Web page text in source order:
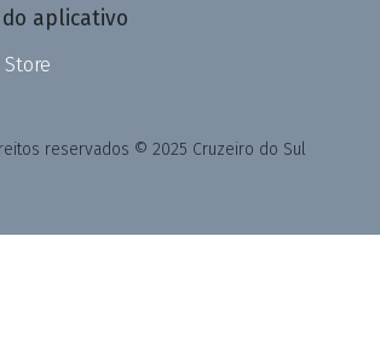
aplicativo
reservados © 2025 Cruzeiro do Sul